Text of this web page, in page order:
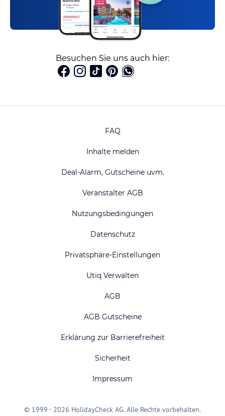
Besuchen Sie uns auch hier:
FAQ
Inhalte melden
Deal-Alarm, Gutscheine uvm.
Veranstalter AGB
Nutzungsbedingungen
Datenschutz
Privatsphäre-Einstellungen
Utiq Verwalten
AGB
AGB Gutscheine
Erklärung zur Barrierefreiheit
Sicherheit
Impressum
© 1999 - 2026 HolidayCheck AG. Alle Rechte vorbehalten.